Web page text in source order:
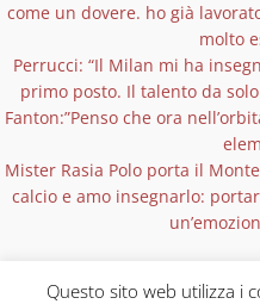
come un dovere. ho già
molto
Perrucci: “Il Milan mi ha
primo posto. Il talento da
Fanton:”Penso che ora
Mister Rasia Polo porta il
calcio e amo insegnarlo:
Questo sito web utilizza i